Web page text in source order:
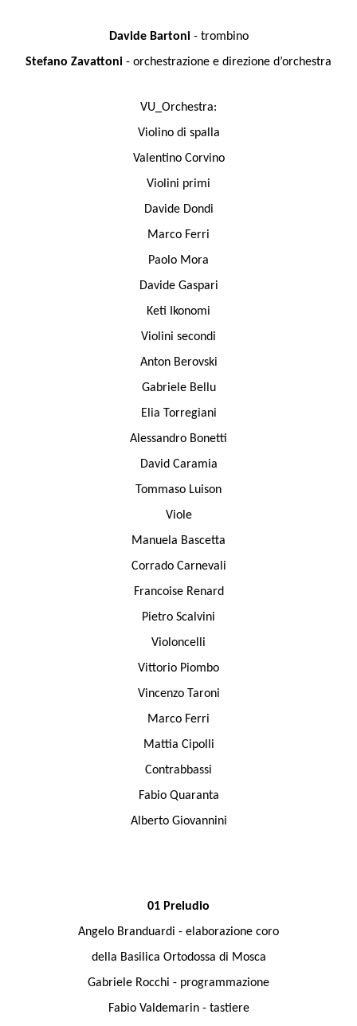
Davide Bartoni- trombino
Stefano Zavattoni - orchestrazione e direzione d’orchestra
VU_Orchestra:
Violino di spalla
Valentino Corvino
Violini primi
Davide Dondi
Marco Ferri
Paolo Mora
Davide Gaspari
Keti Ikonomi
Violini secondi
Anton Berovski
Gabriele Bellu
Elia Torregiani
Alessandro Bonetti
David Caramia
Tommaso Luison
Viole
Manuela Bascetta
Corrado Carnevali
Francoise Renard
Pietro Scalvini
Violoncelli
Vittorio Piombo
Vincenzo Taroni
Marco Ferri
Mattia Cipolli
Contrabbassi
Fabio Quaranta
Alberto Giovannini
01 Preludio
Angelo Branduardi - elaborazione coro
della Basilica Ortodossa di Mosca
Gabriele Rocchi - programmazione
Fabio Valdemarin - tastiere